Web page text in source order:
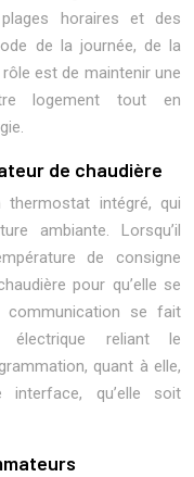
horaires et des
de la journée, de la
est de maintenir une
logement tout en
de chaudière
intégré, qui
ambiante. Lorsqu’il
de consigne
pour qu’elle se
communication se fait
reliant le
quant à elle,
qu’elle soit